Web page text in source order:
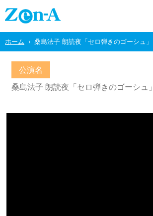
ホーム 桑島法子 朗読夜「セロ弾きのゴーシュ」
公演名
桑島法子 朗読夜「セロ弾きのゴーシュ」